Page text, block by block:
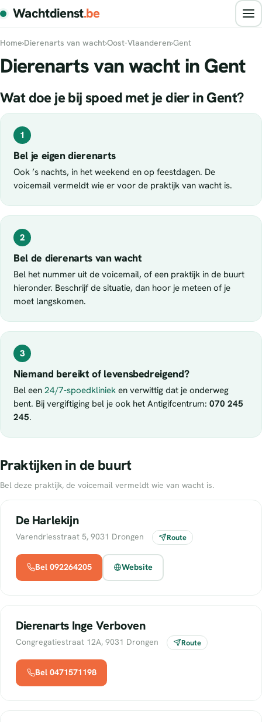
Wachtdienst.be
Home›Dierenarts van wacht›Oost-Vlaanderen›Gent
Dierenarts van wacht in Gent
Wat doe je bij spoed met je dier in Gent?
1
Bel je eigen dierenarts
Ook ’s nachts, in het weekend en op feestdagen. De
voicemail vermeldt wie er voor de praktijk van wacht is.
2
Bel de dierenarts van wacht
Bel het nummer uit de voicemail, of een praktijk in de buurt
hieronder. Beschrijf de situatie, dan hoor je meteen of je
moet langskomen.
3
Niemand bereikt of levensbedreigend?
Bel een 24/7-spoedkliniek en verwittig dat je onderweg
bent. Bij vergiftiging bel je ook het Antigifcentrum: 070 245
245.
Praktijken in de buurt
Bel deze praktijk, de voicemail vermeldt wie van wacht is.
De Harlekijn
Varendriesstraat 5, 9031 Drongen Route
Bel 092264205 Website
Dierenarts Inge Verboven
Congregatiestraat 12A, 9031 Drongen Route
Bel 0471571198